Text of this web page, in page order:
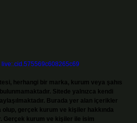
live:.cid.575569c608265c69
herhangi bir marka, kurum veya şahıs
Sitede yalnızca kendi
Burada yer alan içerikler
olup, gerçek kurum ve kişiler hakkında
Gerçek kurum ve kişiler ile isim